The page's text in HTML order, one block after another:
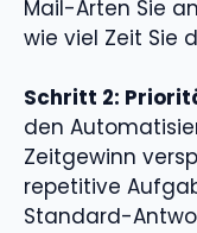
Mail-Arten Sie
wie viel Zeit Sie
Schritt 2:
den
Zeitgewinn
repetitive
Standard-